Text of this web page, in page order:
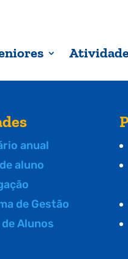
anual
aluno
de Gestão
Alunos